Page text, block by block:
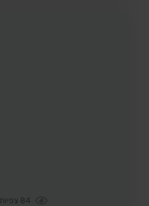
84 צפיות